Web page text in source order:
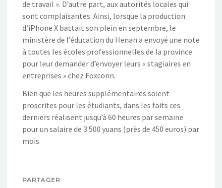
de travail ». D’autre part, aux autorités locales qui
sont complaisantes. Ainsi, lorsque la production
d’iPhone X battait son plein en septembre, le
ministère de l’éducation du Henan a envoyé une note
à toutes les écoles professionnelles de la province
pour leur demander d’envoyer leurs « stagiaires en
entreprises » chez Foxconn.
Bien que les heures supplémentaires soient
proscrites pour les étudiants, dans les faits ces
derniers réalisent jusqu’à 60 heures par semaine
pour un salaire de 3 500 yuans (près de 450 euros) par
mois.
PARTAGER